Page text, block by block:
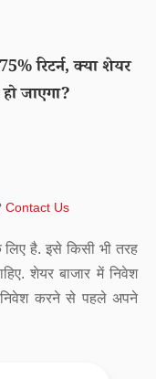
रिटर्न, क्या शेयर
जाएगा?
Contact Us
लिए है. इसे किसी भी तरह
शेयर बाजार में निवेश
निवेश करने से पहले अपने